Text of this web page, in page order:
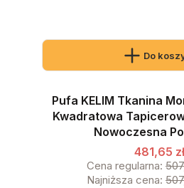
Do
Pufa KELIM Tkanina
Kwadratowa
Nowoczesna
481,65 zł
Cena regularna:
Najniższa cena: